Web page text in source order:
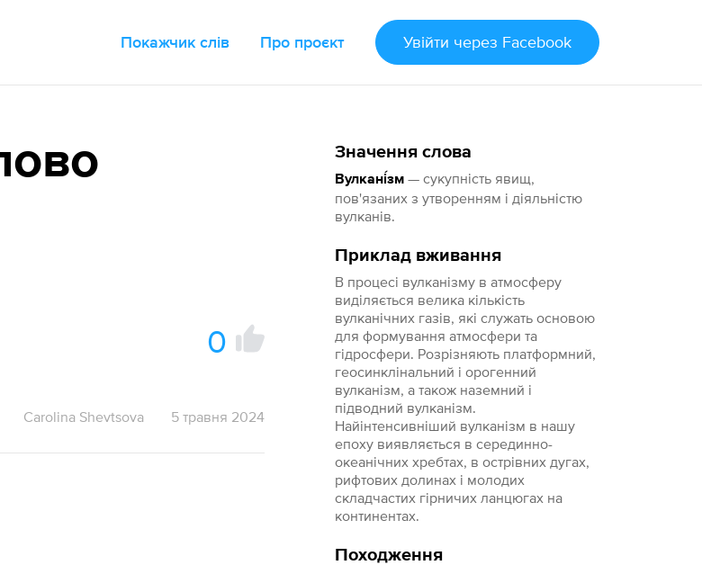
Покажчик слів Про проєкт Увійти через Facebook
Значення слова
Вулкані́зм — сукупність явищ,
пов'язаних з утворенням і діяльністю
вулканів.
Приклад вживання
В процесі вулканізму в атмосферу
виділяється велика кількість
вулканічних газів, які служать основою
для формування атмосфери та
гідросфери. Розрізняють платформний,
геосинклінальний і орогенний
вулканізм, а також наземний і
підводний вулканізм.
Найінтенсивніший вулканізм в нашу
епоху виявляється в серединно-
океанічних хребтах, в острівних дугах,
рифтових долинах і молодих
складчастих гірничих ланцюгах на
континентах.
Походження
0
Carolina Shevtsova 5 травня 2024